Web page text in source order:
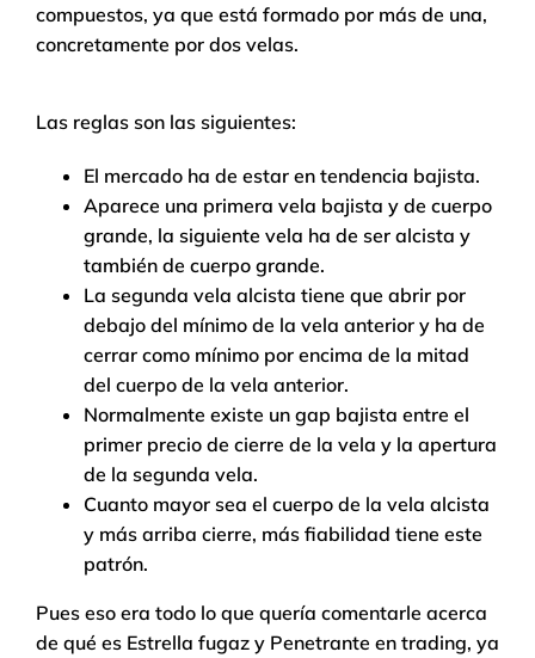
compuestos, ya que está formado por más de una,
concretamente por dos velas.
Las reglas son las siguientes:
El mercado ha de estar en tendencia bajista.
Aparece una primera vela bajista y de cuerpo
grande, la siguiente vela ha de ser alcista y
también de cuerpo grande.
La segunda vela alcista tiene que abrir por
debajo del mínimo de la vela anterior y ha de
cerrar como mínimo por encima de la mitad
del cuerpo de la vela anterior.
Normalmente existe un gap bajista entre el
primer precio de cierre de la vela y la apertura
de la segunda vela.
Cuanto mayor sea el cuerpo de la vela alcista
y más arriba cierre, más fiabilidad tiene este
patrón.
Pues eso era todo lo que quería comentarle acerca
de qué es Estrella fugaz y Penetrante en trading, ya